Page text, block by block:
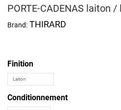
PORTE-CADENAS laiton
Brand: THIRARD
Finition
Conditionnement